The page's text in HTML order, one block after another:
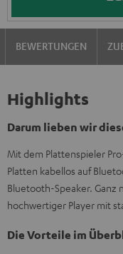
BEWERTUNGEN
Highlights
Darum lieben wir
Mit dem Plattenspieler
Platten kabellos auf
Bluetooth-Speaker. Ganz
hochwertiger Player mit
Die Vorteile im